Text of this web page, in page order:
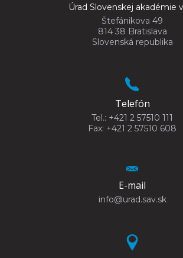
Úrad Slovenskej akadémie
Štefánikova 49
814 38 Bratislava
Slovenská republika
Telefón
Tel.: +421 2 57510 111
Fax: +421 2 57510 608
E-mail
info@urad.sav.sk